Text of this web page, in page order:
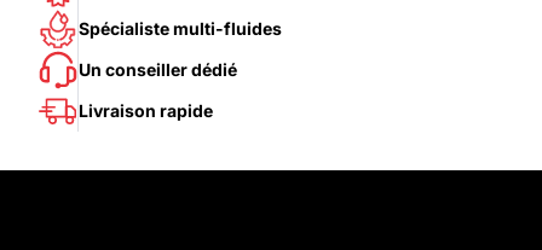
Spécialiste multi-fluides
Un conseiller dédié
Livraison rapide